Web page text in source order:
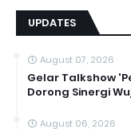
UPDATES
August 07, 2026
Gelar Talkshow
Dorong Sinergi
August 06, 2026